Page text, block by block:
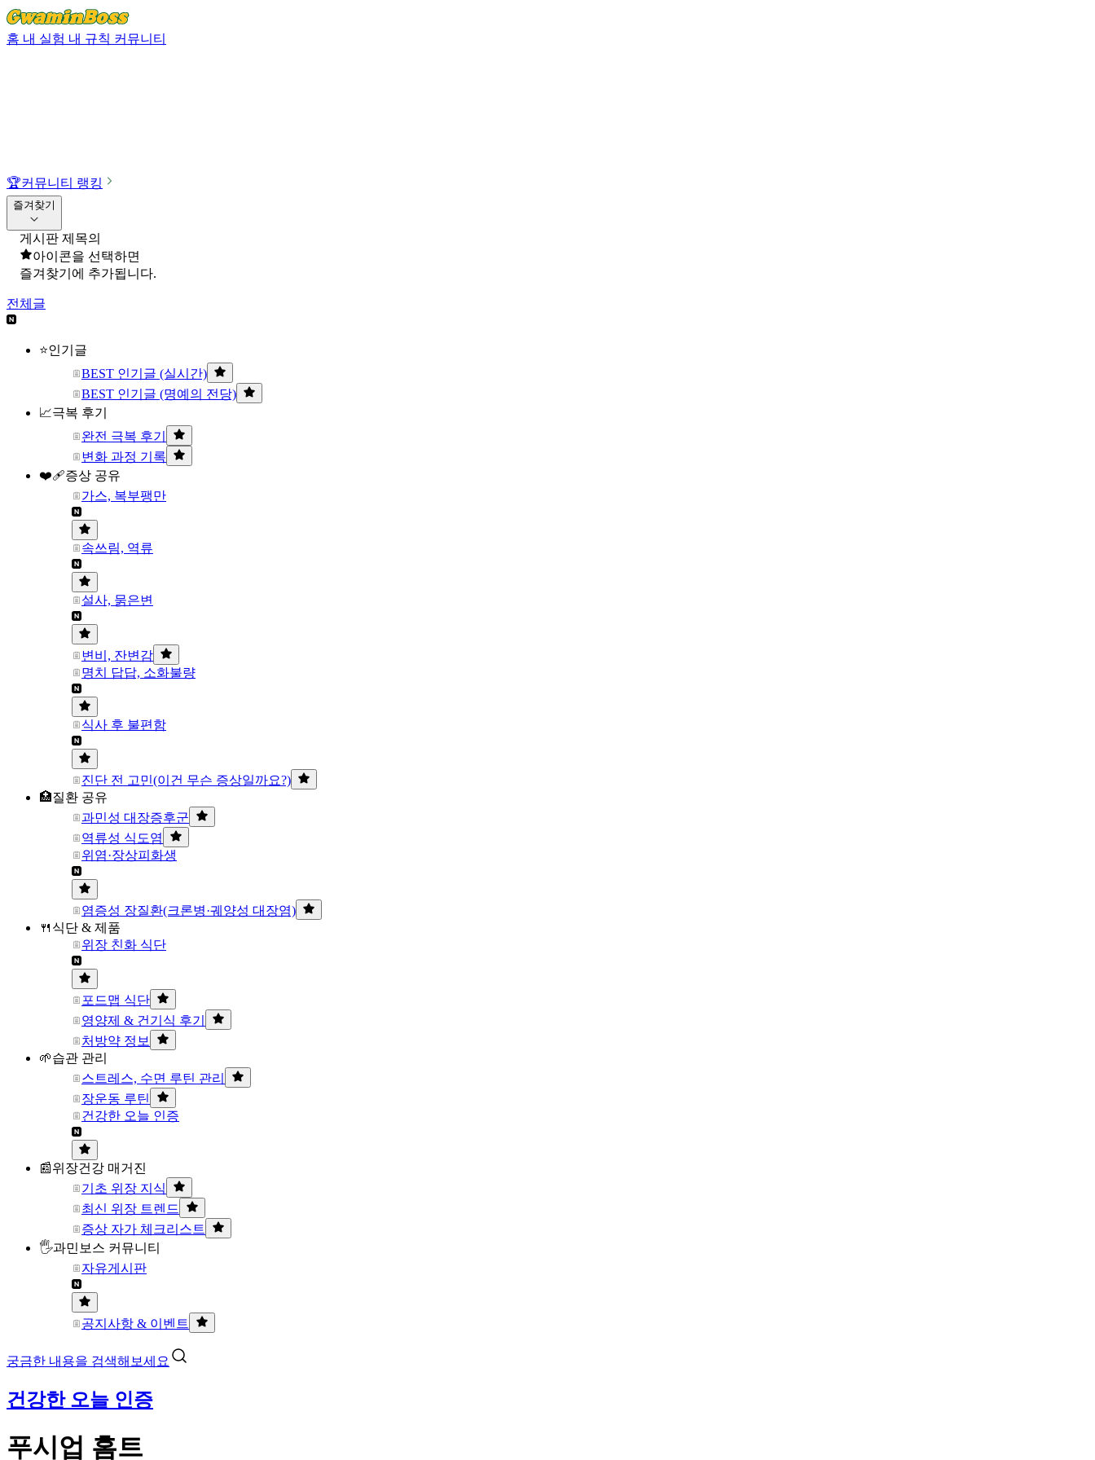
홈 내 실험 내 규칙 커뮤니티
🏆커뮤니티 랭킹
즐겨찾기
게시판 제목의
아이콘을 선택하면
즐겨찾기에 추가됩니다.
전체글
⭐인기글
BEST 인기글 (실시간)
BEST 인기글 (명예의 전당)
📈극복 후기
완전 극복 후기
변화 과정 기록
❤️‍🩹증상 공유
가스, 복부팽만
속쓰림, 역류
설사, 묽은변
변비, 잔변감
명치 답답, 소화불량
식사 후 불편함
진단 전 고민(이건 무슨 증상일까요?)
🏥질환 공유
과민성 대장증후군
역류성 식도염
위염·장상피화생
염증성 장질환(크론병·궤양성 대장염)
🍴식단 & 제품
위장 친화 식단
포드맵 식단
영양제 & 건기식 후기
처방약 정보
🌱습관 관리
스트레스, 수면 루틴 관리
장운동 루틴
건강한 오늘 인증
📰위장건강 매거진
기초 위장 지식
최신 위장 트렌드
증상 자가 체크리스트
🖐과민보스 커뮤니티
자유게시판
공지사항 & 이벤트
궁금한 내용을 검색해보세요
건강한 오늘 인증
푸시업 홈트